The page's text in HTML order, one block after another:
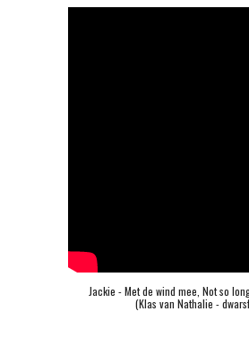
Jackie - Met de wind mee, Not so
(Klas van Nathalie -